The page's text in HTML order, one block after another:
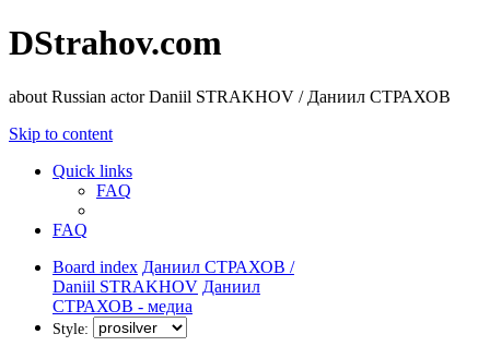
DStrahov.com
about Russian actor Daniil STRAKHOV / Даниил СТРАХОВ
Skip to content
Quick links
FAQ
FAQ
Board index Даниил СТРАХОВ /
Daniil STRAKHOV Даниил
СТРАХОВ - медиа
Style: